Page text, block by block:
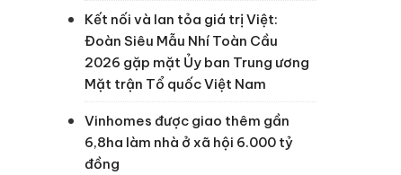
Kết nối và lan tỏa giá trị Việt:
Đoàn Siêu Mẫu Nhí Toàn Cầu
2026 gặp mặt Ủy ban Trung ương
Mặt trận Tổ quốc Việt Nam
Vinhomes được giao thêm gần
6,8ha làm nhà ở xã hội 6.000 tỷ
đồng